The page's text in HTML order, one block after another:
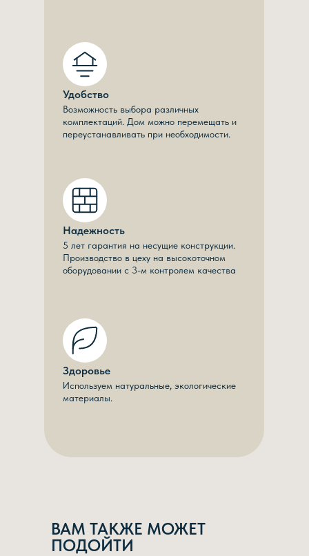
Надежность
5 лет гарантия на несущие конструкции.
Производство в цеху на высокоточном
оборудовании с 3-м контролем качества
Здоровье
Используем натуральные, экологические
материалы.
Удобство
Возможность выбора различных
комплектаций. Дом можно перемещать и
переустанавливать при необходимости.
ВАМ ТАКЖЕ МОЖЕТ
ПОДОЙТИ